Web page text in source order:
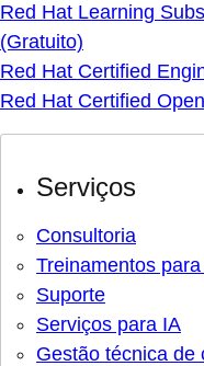
Red Hat Learning
(Gratuito)
Red Hat Certified
Red Hat Certified
Serviços
Consultoria
Treinamentos
Suporte
Serviços para IA
Gestão técnica de